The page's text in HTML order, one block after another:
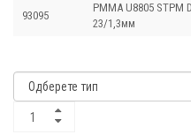
93095
PMMA U8805 STPM
23/1,3мм